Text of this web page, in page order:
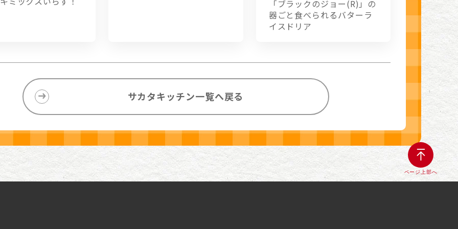
「ブラックのジョー(R)」の
器ごと食べられるバターラ
イスドリア
サカタキッチン一覧へ戻る
ページ上部へ